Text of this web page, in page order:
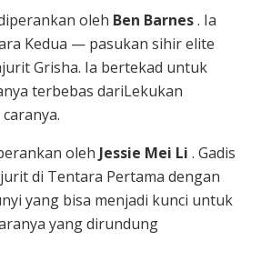
oleh Ben Barnes. Ia
Kedua — pasukan sihir elite
Grisha. Ia bertekad untuk
terbebas dariLekukan
oleh Jessie Mei Li . Gadis
di Tentara Pertama dengan
yang bisa menjadi kunci untuk
yang dirundung